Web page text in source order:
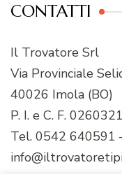
CONTATTI
Il Trovatore Srl
Via Provinciale
40026 Imola (BO)
P. I. e C. F.
Tel. 0542 640591